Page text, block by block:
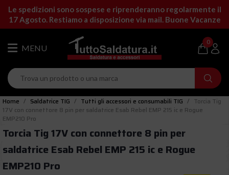
Le spedizioni sono sospese e riprenderanno regolarmente il
17 Agosto. Restiamo a disposizione via mail. Buone Vacanze
0
Home Saldatrice TIG Tutti gli accessori e consumabili TIG
Torcia Tig
17V con connettore 8 pin per saldatrice Esab Rebel EMP 215 ic e Rogue
EMP210 Pro
Torcia Tig 17V con connettore 8 pin per
saldatrice Esab Rebel EMP 215 ic e Rogue
EMP210 Pro